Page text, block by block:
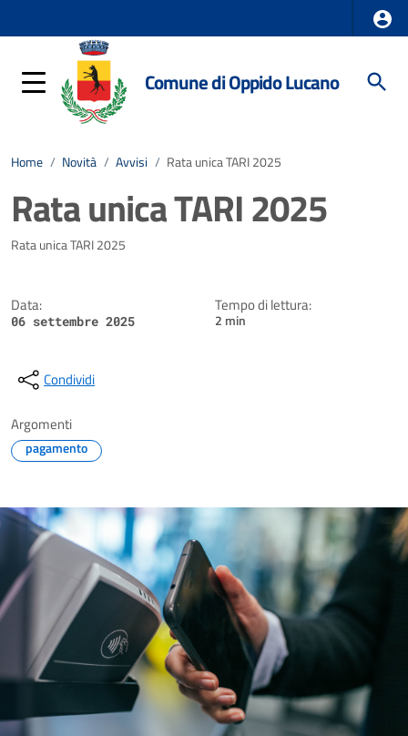
Comune di Oppido Lucano
Home / Novità / Avvisi / Rata unica TARI 2025
Rata unica TARI 2025
Dettagli della notizia
Rata unica TARI 2025
Data:
06 settembre 2025
Tempo di lettura:
2 min
Condividi
Argomenti
pagamento